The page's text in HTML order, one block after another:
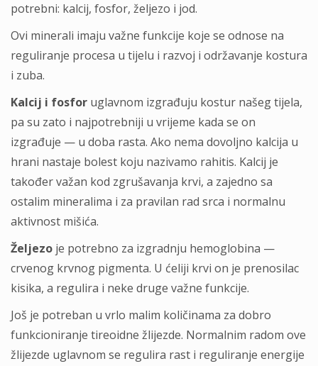
potrebni: kalcij, fosfor, željezo i jod.
Ovi minerali imaju važne funkcije koje se odnose na
reguliranje procesa u tijelu i razvoj i održavanje kostura
i zuba.
Kalcij i fosfor uglavnom izgrađuju kostur našeg tijela,
pa su zato i najpotrebniji u vrijeme kada se on
izgrađuje — u doba rasta. Ako nema dovoljno kalcija u
hrani nastaje bolest koju nazivamo rahitis. Kalcij je
također važan kod zgrušavanja krvi, a zajedno sa
ostalim mineralima i za pravilan rad srca i normalnu
aktivnost mišića.
Željezo je potrebno za izgradnju hemoglobina —
crvenog krvnog pigmenta. U ćeliji krvi on je prenosilac
kisika, a regulira i neke druge važne funkcije.
Još je potreban u vrlo malim količinama za dobro
funkcioniranje tireoidne žlijezde. Normalnim radom ove
žlijezde uglavnom se regulira rast i reguliranje energije